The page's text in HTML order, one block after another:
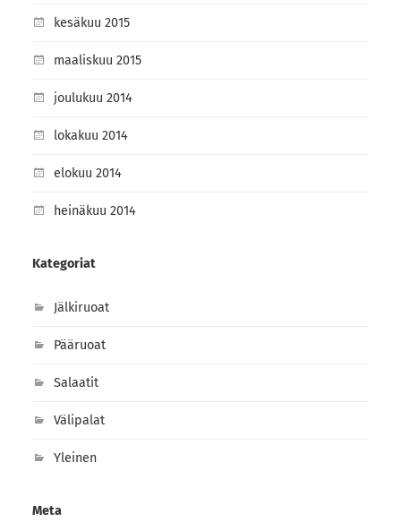
kesäkuu 2015
maaliskuu 2015
joulukuu 2014
lokakuu 2014
elokuu 2014
heinäkuu 2014
Kategoriat
Jälkiruoat
Pääruoat
Salaatit
Välipalat
Yleinen
Meta